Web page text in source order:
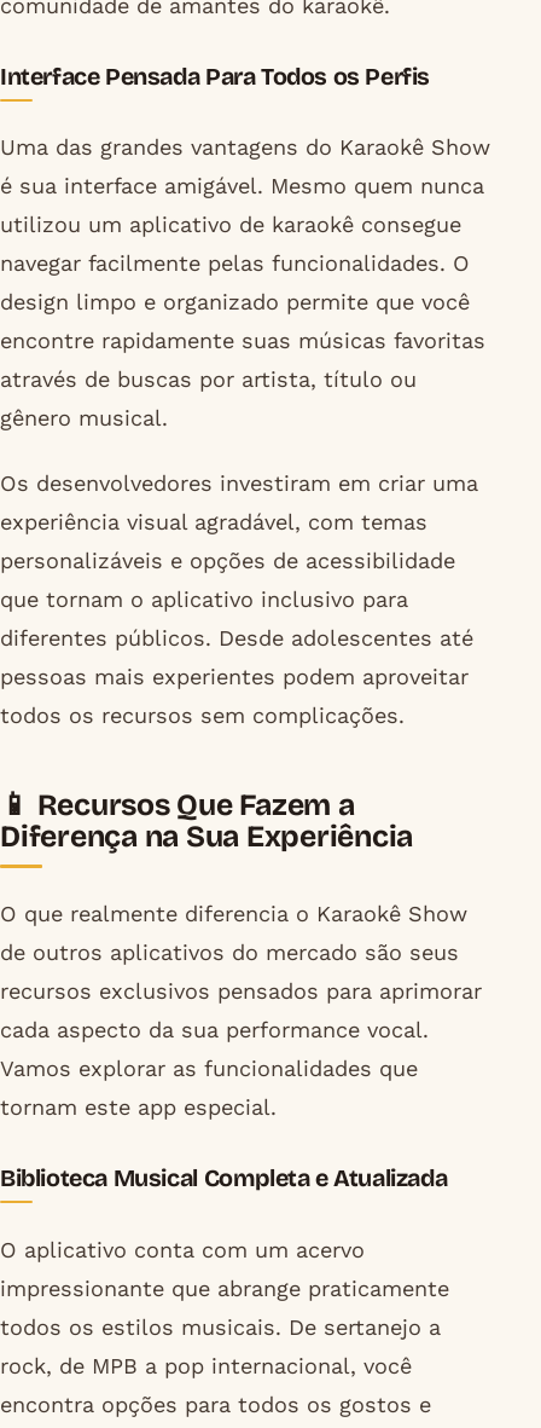
Interface Pensada Para Todos os Perfis
Uma das grandes vantagens do Karaokê Show
é sua interface amigável. Mesmo quem nunca
utilizou um aplicativo de karaokê consegue
navegar facilmente pelas funcionalidades. O
design limpo e organizado permite que você
encontre rapidamente suas músicas favoritas
através de buscas por artista, título ou
gênero musical.
Os desenvolvedores investiram em criar uma
experiência visual agradável, com temas
personalizáveis e opções de acessibilidade
que tornam o aplicativo inclusivo para
diferentes públicos. Desde adolescentes até
pessoas mais experientes podem aproveitar
todos os recursos sem complicações.
📱 Recursos Que Fazem a
Diferença na Sua Experiência
O que realmente diferencia o Karaokê Show
de outros aplicativos do mercado são seus
recursos exclusivos pensados para aprimorar
cada aspecto da sua performance vocal.
Vamos explorar as funcionalidades que
tornam este app especial.
Biblioteca Musical Completa e Atualizada
O aplicativo conta com um acervo
impressionante que abrange praticamente
todos os estilos musicais. De sertanejo a
rock, de MPB a pop internacional, você
encontra opções para todos os gostos e